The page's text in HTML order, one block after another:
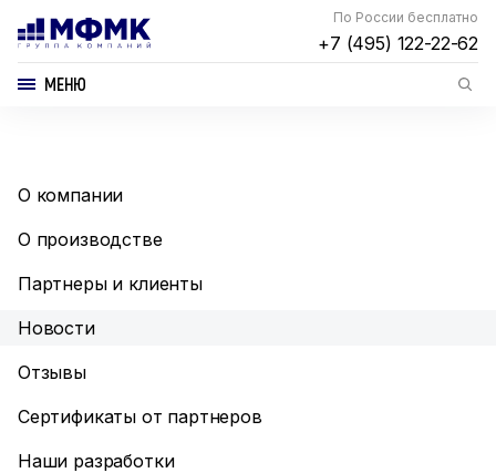
По России бесплатно
+7 (495) 122-22-62
МЕНЮ
О компании
О производстве
Партнеры и клиенты
Новости
Отзывы
Сертификаты от партнеров
Наши разработки